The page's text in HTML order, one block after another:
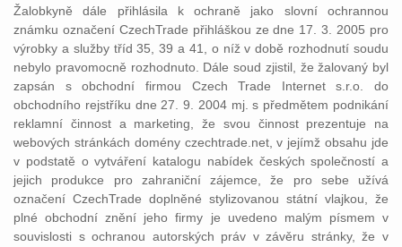
Žalobkyně dále přihlásila k ochraně jako slovní ochrannou
známku označení CzechTrade přihláškou ze dne 17. 3. 2005 pro
výrobky a služby tříd 35, 39 a 41, o níž v době rozhodnutí soudu
nebylo pravomocně rozhodnuto. Dále soud zjistil, že žalovaný byl
zapsán s obchodní firmou Czech Trade Internet s.r.o. do
obchodního rejstříku dne 27. 9. 2004 mj. s předmětem podnikání
reklamní činnost a marketing, že svou činnost prezentuje na
webových stránkách domény czechtrade.net, v jejímž obsahu jde
v podstatě o vytváření katalogu nabídek českých společností a
jejich produkce pro zahraniční zájemce, že pro sebe užívá
označení CzechTrade doplněné stylizovanou státní vlajkou, že
plné obchodní znění jeho firmy je uvedeno malým písmem v
souvislosti s ochranou autorských práv v závěru stránky, že v